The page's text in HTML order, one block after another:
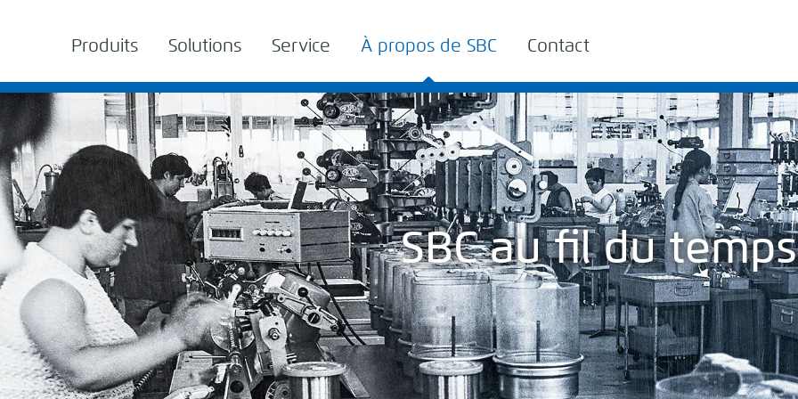
Produits Solutions Service À propos de SBC Contact
SBC au fil du temps